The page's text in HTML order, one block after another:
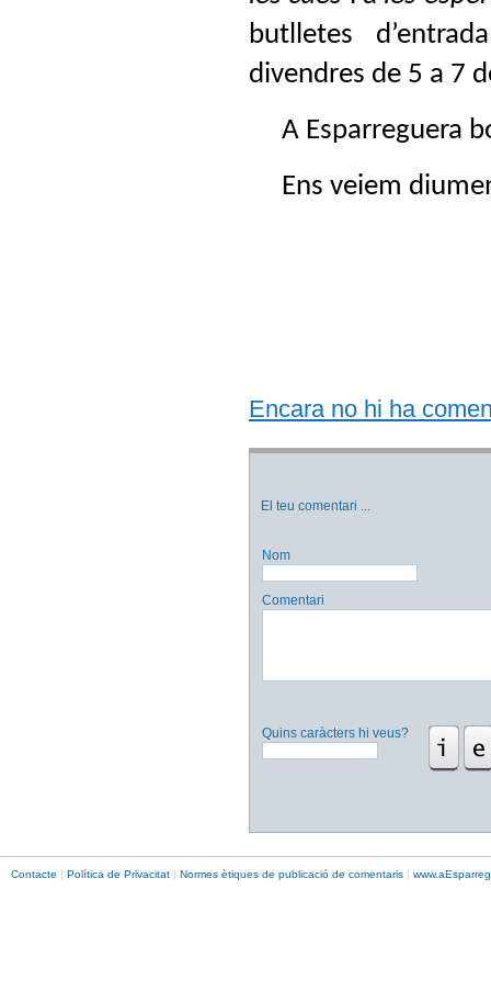
butlletes
divendres de 5 a 7
A Esparreguera
Ens veiem
Encara no hi ha
El teu comentari ...
Nom
Comentari
Quins caràcters hi veus?
Contacte | Política de Privacitat | Normes ètiques de publicació de comentaris | www.